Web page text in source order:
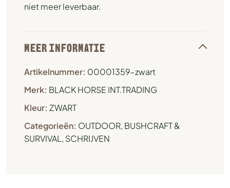
niet meer leverbaar.
MEER INFORMATIE
Artikelnummer: 00001359-zwart
Merk: BLACK HORSE INT.TRADING
Kleur: ZWART
Categorieën: OUTDOOR, BUSHCRAFT &
SURVIVAL , SCHRIJVEN